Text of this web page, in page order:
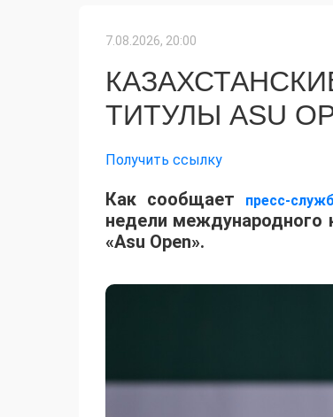
7.08.2026, 20:00
ТИТУЛЫ ASU
Получить ссылку
Как сообщает пресс-
недели международного
«Asu Open».